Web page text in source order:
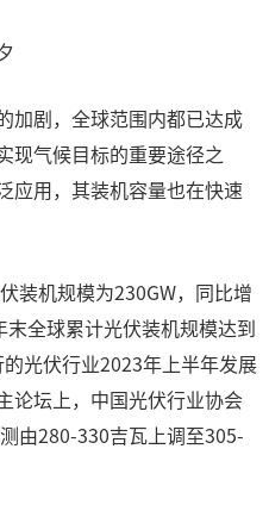
加剧，全球范围内都已达成
现气候目标的重要途径之
应用，其装机容量也在快速
装机规模为230GW，同比增
全球累计光伏装机规模达到
光伏行业2023年上半年发展
论坛上，中国光伏行业协会
由280-330吉瓦上调至305-